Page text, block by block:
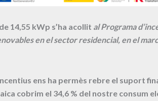
14,55 kWp s’ha acollit al Programa
en el sector residencial, en el
ens ha permès rebre el suport
cobrim el 34,6 % del nostre consum